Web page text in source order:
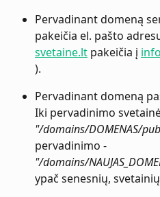
Pervadinant domeną
pakeičia el. pašto
svetaine.lt pakeičia į
).
Pervadinant domeną
Iki pervadinimo
"/domains/DOMENAS/
pervadinimo -
"/domains/
ypač senesnių,